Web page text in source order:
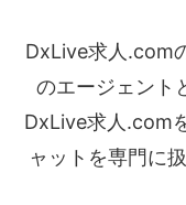
DxLive求人.com
のエージェント
DxLive求人.com
ャットを専門に